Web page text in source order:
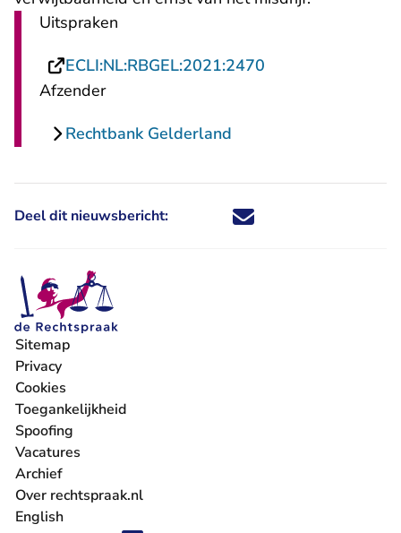
Uitspraken
ECLI:NL:RBGEL:2021:2470
Afzender
Rechtbank Gelderland
Deel dit nieuwsbericht: Deel dit nieuwsbericht via X -
Deel dit nieuwsbericht via
Deel dit nieuwsbericht
Deel dit
Sitemap
Privacy
Cookies
Toegankelijkheid
Spoofing
Vacatures
- U verlaat Rechtspraak.nl
Archief
Over rechtspraak.nl
English